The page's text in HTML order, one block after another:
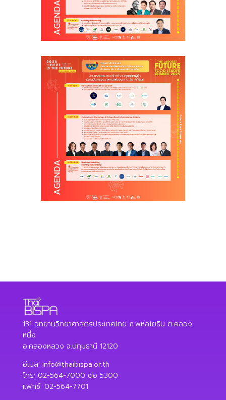
131 อุทยานวิทยาศาสตร์ประเทศไทย ถ.พหลโยธิน ต.คลอง
หนึ่ง
อ.คลองหลวง จ.ปทุมธานี 12120
อีเมล: info@thaibispa.or.th
โทร: 02-564-7000 ต่อ 5300
แฟกซ์: 02-564-7701